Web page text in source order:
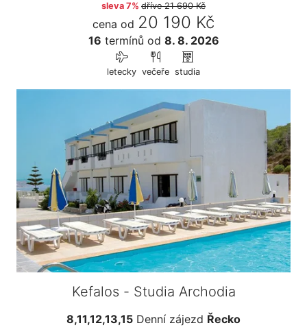
sleva 7% dříve21 690 Kč
cena od 20 190 Kč
16 termínů od 8. 8. 2026
letecky večeře studia
Kefalos - Studia Archodia
8,11,12,13,15 Denní zájezd Řecko